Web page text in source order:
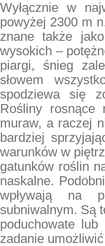
Wyłącznie w
powyżej 2300 m
znane także
wysokich –
piargi, śnieg
słowem
spodziewa się
Rośliny rosnące
muraw, a raczej
bardziej
warunków w
gatunków roślin
naskalne.
wpływają na
subniwalnym. Są
poduchowate
zadanie